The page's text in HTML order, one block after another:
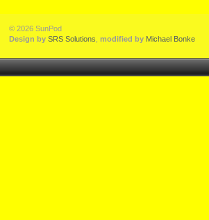
© 2026 SunPod
Design by SRS Solutions modified by Michael Bonke